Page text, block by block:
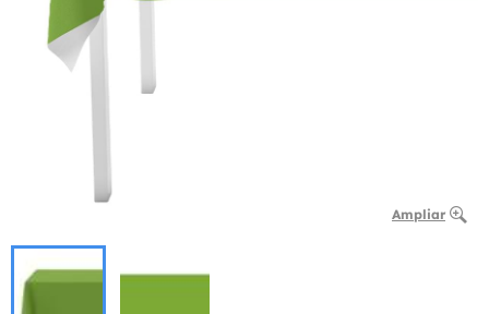
Ampliar